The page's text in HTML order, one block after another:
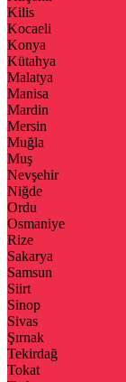
Kilis
Kocaeli
Konya
Kütahya
Malatya
Manisa
Mardin
Mersin
Muğla
Muş
Nevşehir
Niğde
Ordu
Osmaniye
Rize
Sakarya
Samsun
Siirt
Sinop
Sivas
Şırnak
Tekirdağ
Tokat